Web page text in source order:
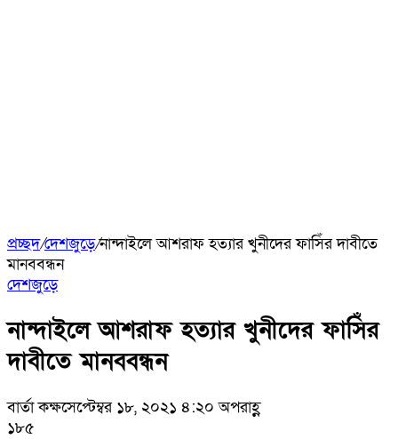
প্রচ্ছদ/দেশজুড়ে/নান্দাইলে আশরাফ হত্যার খুনীদের ফাসিঁর দাবীতে
মানববন্ধন
দেশজুড়ে
নান্দাইলে আশরাফ হত্যার খুনীদের ফাসিঁর
দাবীতে মানববন্ধন
বার্তা কক্ষসেপ্টেম্বর ১৮, ২০২১ ৪:২০ অপরাহ্ণ
১৮৫